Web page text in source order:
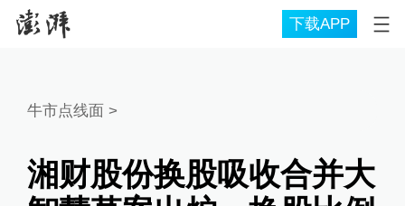
下载APP
牛市点线面>
湘财股份换股吸收合并大